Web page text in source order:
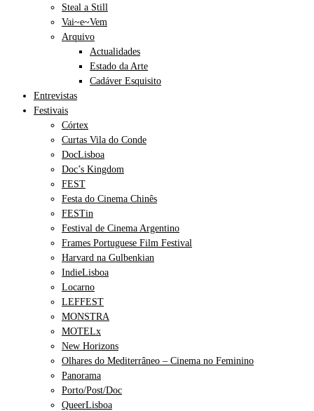
Steal a Still
Vai~e~Vem
Arquivo
Actualidades
Estado da Arte
Cadáver Esquisito
Entrevistas
Festivais
Córtex
Curtas Vila do Conde
DocLisboa
Doc’s Kingdom
FEST
Festa do Cinema Chinês
FESTin
Festival de Cinema Argentino
Frames Portuguese Film Festival
Harvard na Gulbenkian
IndieLisboa
Locarno
LEFFEST
MONSTRA
MOTELx
New Horizons
Olhares do Mediterrâneo – Cinema no Feminino
Panorama
Porto/Post/Doc
QueerLisboa